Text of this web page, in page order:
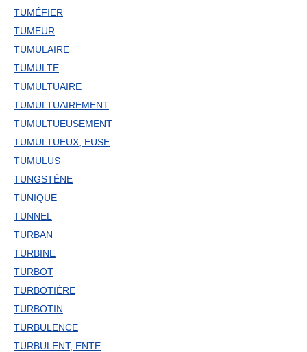
TUMÉFIER
TUMEUR
TUMULAIRE
TUMULTE
TUMULTUAIRE
TUMULTUAIREMENT
TUMULTUEUSEMENT
TUMULTUEUX, EUSE
TUMULUS
TUNGSTÈNE
TUNIQUE
TUNNEL
TURBAN
TURBINE
TURBOT
TURBOTIÈRE
TURBOTIN
TURBULENCE
TURBULENT, ENTE